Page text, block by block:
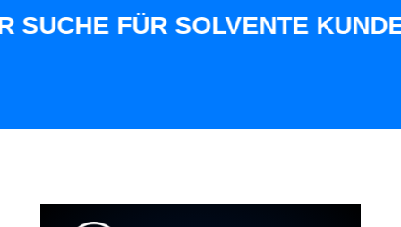
FÜR SOLVENTE KUNDEN